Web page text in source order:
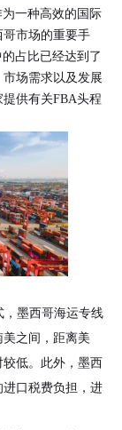
一种高效的国际
市场的重要手
占比已经达到了
场需求以及发展
供有关FBA头程
，墨西哥海运专线
之间，距离美
低。此外，墨西
口税费负担，进